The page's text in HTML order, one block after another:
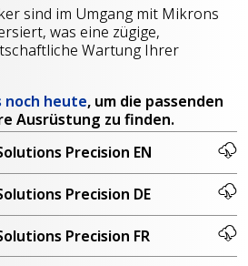
sind im Umgang mit Mikrons
was eine zügige,
Wartung Ihrer
noch heute, um die passenden
Ausrüstung zu finden.
Precision EN
Precision DE
Precision FR